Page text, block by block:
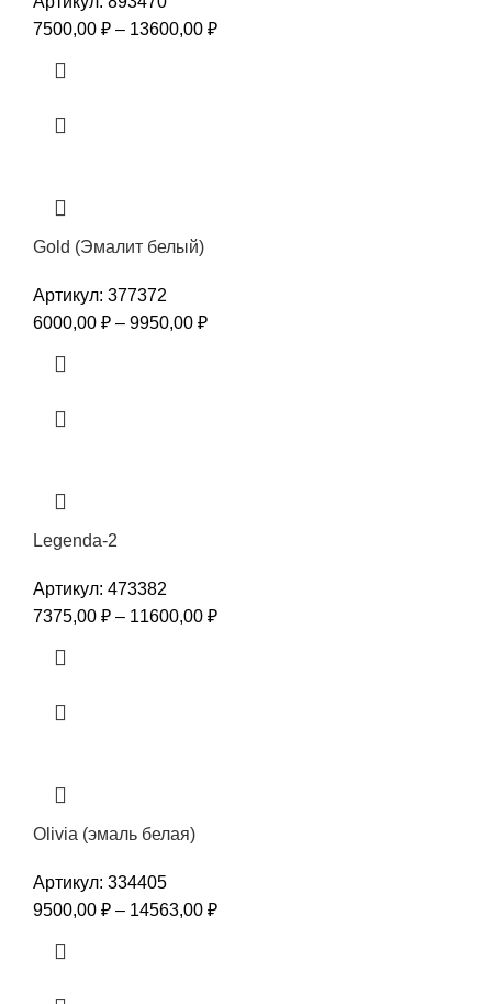
7500,00 ₽ – 13600,00 ₽
Gold (Эмалит белый)
Артикул: 377372
6000,00 ₽ – 9950,00 ₽
Legenda-2
Артикул: 473382
7375,00 ₽ – 11600,00 ₽
Olivia (эмаль белая)
Артикул: 334405
9500,00 ₽ – 14563,00 ₽